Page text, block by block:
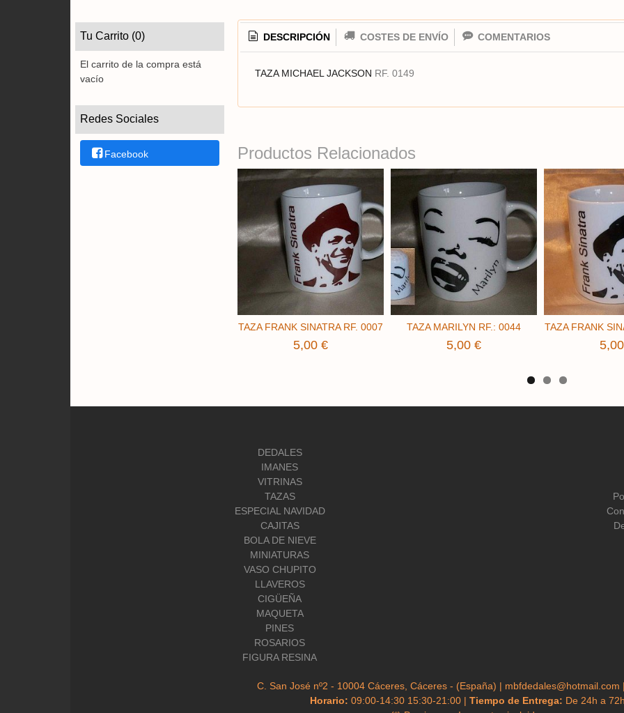
Tu Carrito (0)
El carrito de la compra está
vacío
Redes Sociales
Facebook
DESCRIPCIÓN COSTES DE ENVÍO COMENTARIOS
TAZA MICHAEL JACKSON RF. 0149
Productos Relacionados
TAZA FRANK SINATRA RF. 0007
5,00 €
TAZA MARILYN RF.: 0044
5,00 €
TAZA FRANK
DEDALES
IMANES
VITRINAS
TAZAS
ESPECIAL NAVIDAD
CAJITAS
BOLA DE NIEVE
MINIATURAS
VASO CHUPITO
LLAVEROS
CIGÜEÑA
MAQUETA
PINES
ROSARIOS
FIGURA RESINA
C. San José nº2 - 10004 Cáceres, Cáceres - (España) |
Horario:09:00-14:30 15:30-21:00 |Tiempo de Entrega: De 24h a 72h